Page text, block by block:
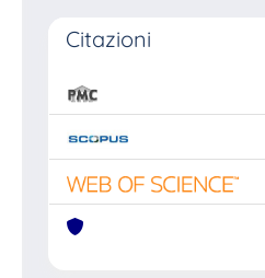
Citazioni